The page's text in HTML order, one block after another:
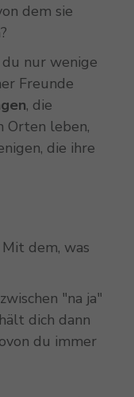
dem sie
du nur wenige
Freunde
, die
Orten leben,
die ihre
dem, was
"na ja"
dich dann
du immer